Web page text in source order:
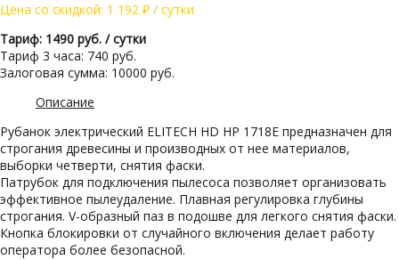
Цена со скидкой: 1 192 ₽ / сутки
Тариф: 1490 руб. / сутки
Тариф 3 часа: 740 руб.
Залоговая сумма: 10000 руб.
Описание
Рубанок электрический ELITECH HD HP 1718E предназначен для
строгания древесины и производных от нее материалов,
выборки четверти, снятия фаски.
Патрубок для подключения пылесоса позволяет организовать
эффективное пылеудаление. Плавная регулировка глубины
строгания. V-образный паз в подошве для легкого снятия фаски.
Кнопка блокировки от случайного включения делает работу
оператора более безопасной.